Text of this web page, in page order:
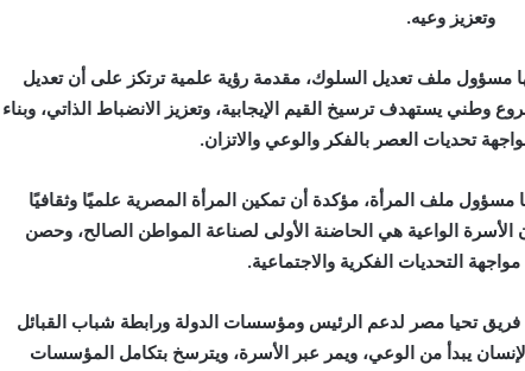
وتعزيز وعيه.
مسؤول ملف تعديل السلوك، مقدمة رؤية علمية ترتكز على أن تعديل
وطني يستهدف ترسيخ القيم الإيجابية، وتعزيز الانضباط الذاتي، وبناء
تحديات العصر بالفكر والوعي والاتزان.
ملف المرأة، مؤكدة أن تمكين المرأة المصرية علميًا وثقافيًا
الأسرة الواعية هي الحاضنة الأولى لصناعة المواطن الصالح، وحصن
التحديات الفكرية والاجتماعية.
فريق تحيا مصر لدعم الرئيس ومؤسسات الدولة ورابطة شباب القبائل
يبدأ من الوعي، ويمر عبر الأسرة، ويترسخ بتكامل المؤسسات